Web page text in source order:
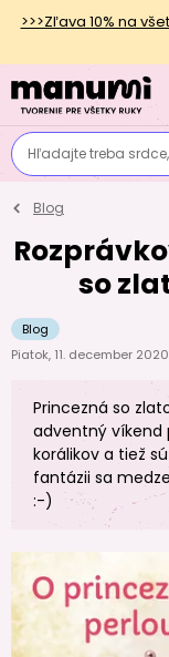
>>>Zľava 10% na
Hľadajte treba
Blog
so
Blog
Piatok, 11. december 2020
Princezná so
adventný víkend
korálikov a tiež
fantázii sa
:-)